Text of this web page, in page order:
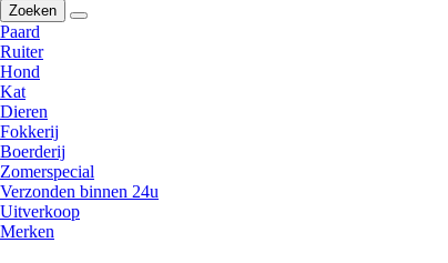
Zoeken
Paard
Ruiter
Hond
Kat
Dieren
Fokkerij
Boerderij
Zomerspecial
Verzonden binnen 24u
Uitverkoop
Merken